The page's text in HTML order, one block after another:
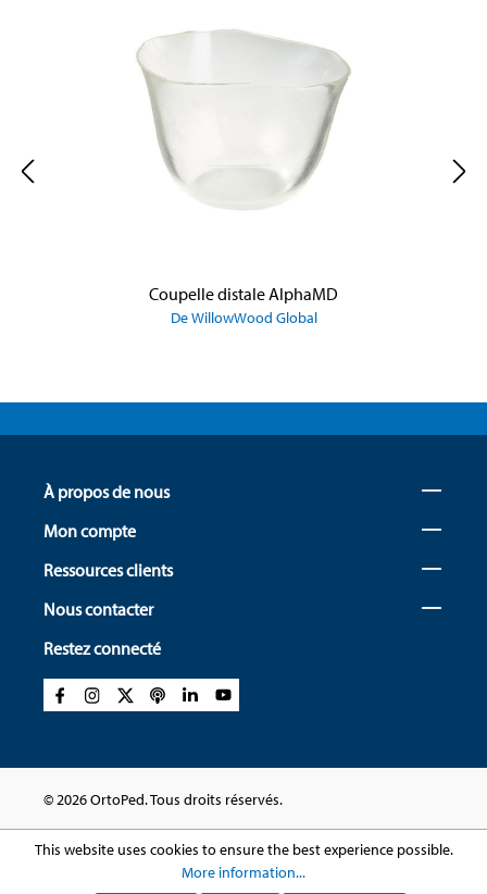
Coupelle distale AlphaMD
De WillowWood Global
À propos de nous
Mon compte
Ressources clients
Nous contacter
Restez connecté
© 2026 OrtoPed. Tous droits réservés.
This website uses cookies to ensure the best experience possible.
More information...